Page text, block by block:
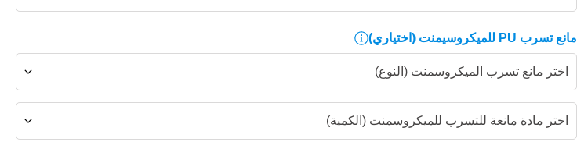
مانع تسرب PU للميكروسيمنت (اختياري)
اختر مانع تسرب الميكروسمنت (النوع)
اختر مادة مانعة للتسرب للميكروسمنت (الكمية)